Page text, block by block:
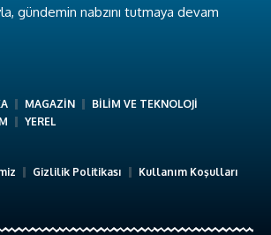
gündemin nabzını tutmaya devam
MAGAZİN
BİLİM VE TEKNOLOJİ
YEREL
Gizlilik Politikası
Kullanım Koşulları